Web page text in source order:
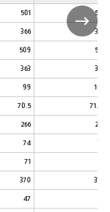
501 514
366 375
509 522
363 372
99 109
70.5 71.75
266 266
74 74
71
370 370
47